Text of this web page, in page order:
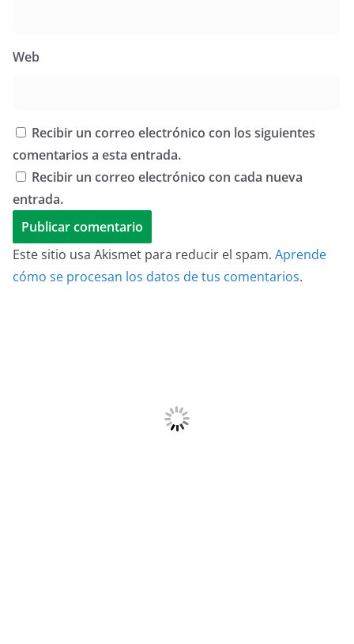
Web
Recibir un correo electrónico con los siguientes
comentarios a esta entrada.
Recibir un correo electrónico con cada nueva
entrada.
Este sitio usa Akismet para reducir el spam. Aprende
cómo se procesan los datos de tus comentarios.